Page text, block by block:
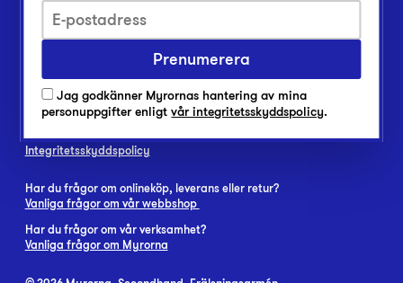
Integritetsskyddspolicy
Har du frågor om onlineköp, leverans eller retur?
Vanliga frågor om vår webbshop
Har du frågor om vår verksamhet?
Vanliga frågor om Myrorna
Prenumerera
Jag godkänner Myrornas hantering av mina
personuppgifter enligtvår integritetsskyddspolicy.